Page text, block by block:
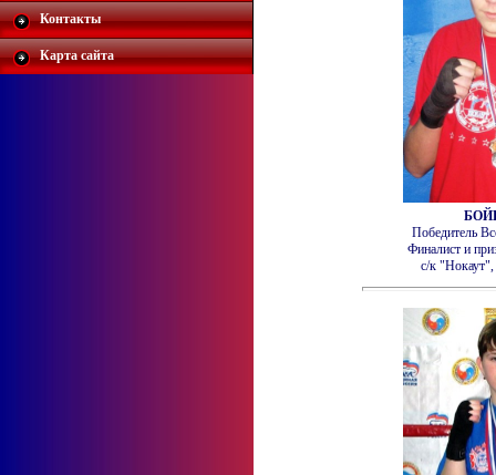
Контакты
Карта сайта
Победитель
Финалист и
с/к